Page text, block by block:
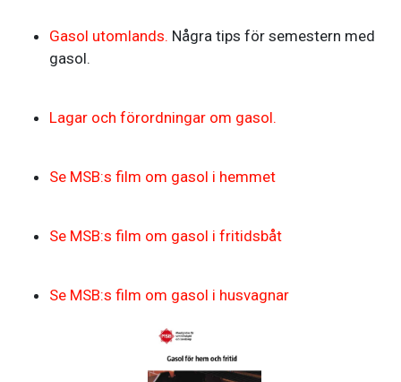
Gasol utomlands. Några tips för semestern med
gasol.
Lagar och förordningar om gasol.
Se MSB:s film om gasol i hemmet
Se MSB:s film om gasol i fritidsbåt
Se MSB:s film om gasol i husvagnar